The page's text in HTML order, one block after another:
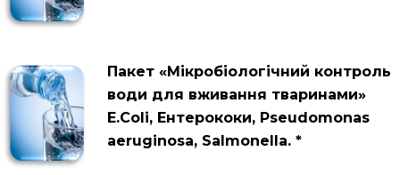
Пакет «Мікробіологічний контроль
води для вживання тваринами»
E.Coli, Ентерококи, Pseudomonas
aeruginosa, Salmonella. *